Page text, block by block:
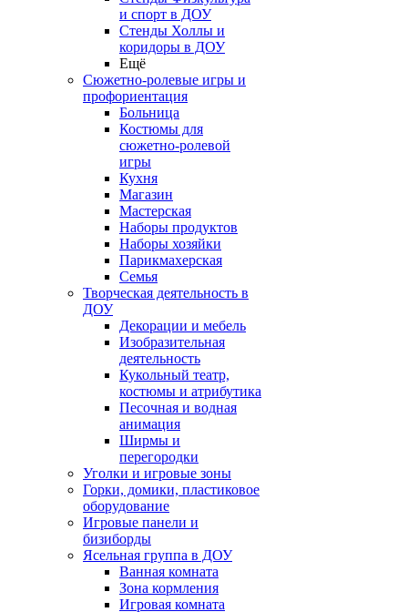
и спорт в ДОУ
Стенды Холлы и
коридоры в ДОУ
Ещё
Сюжетно-ролевые игры и
профориентация
Больница
Костюмы для
сюжетно-ролевой
игры
Кухня
Магазин
Мастерская
Наборы продуктов
Наборы хозяйки
Парикмахерская
Семья
Творческая деятельность в
ДОУ
Декорации и мебель
Изобразительная
деятельность
Кукольный театр,
костюмы и атрибутика
Песочная и водная
анимация
Ширмы и
перегородки
Уголки и игровые зоны
Горки, домики, пластиковое
оборудование
Игровые панели и
бизиборды
Ясельная группа в ДОУ
Ванная комната
Зона кормления
Игровая комната